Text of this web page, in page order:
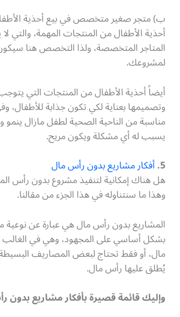
ب) متجر صغير متخصص في بيع أحذية
أحذية الأطفال من المنتجات المهمة، والتي
المتاجر المتخصصة، ولذا التخصص هنا
لمشروعك.
أيضاً أحذية الأطفال من المنتجات التي
وتصميمها بعناية لكي تكون جذابة
مناسبة من الناحية الصحية لطفل مازال ينمو
يسبب له أي مشكلة ويكون مريح.
5. أفكار مشاريع بدون رأس مال
هل هناك إمكانية لتنفيذ مشروع بدون رأس
وهذا ما سنتناوله في هذا الجزء من مقالنا.
المشاريع بدون رأس مال هي عبارة عن نوعية
بشكل أساسي على المجهود، وهي في الغالب
مال، أو فقط تحتاج لبعض المصاريف
يُطلق عليها رأس مال.
وإليك قائمة قصيرة بأفكار مشاريع بدون